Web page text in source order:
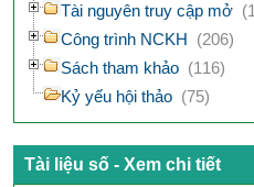
Tài nguyên truy cập mở
Công trình NCKH (206)
Sách tham khảo (116)
Kỷ yếu hội thảo (75)
Tài liệu số - Xem chi tiết